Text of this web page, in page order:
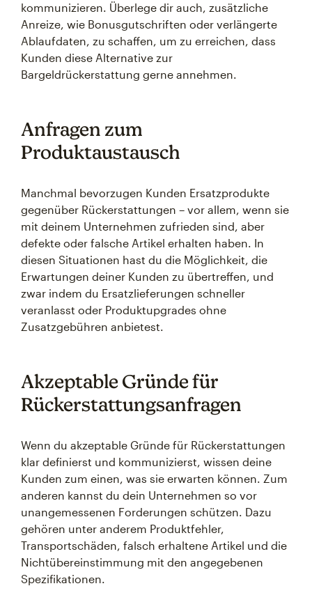
kommunizieren. Überlege dir auch, zusätzliche
Anreize, wie Bonusgutschriften oder verlängerte
Ablaufdaten, zu schaffen, um zu erreichen, dass
Kunden diese Alternative zur
Bargeldrückerstattung gerne annehmen.
Anfragen zum
Produktaustausch
Manchmal bevorzugen Kunden Ersatzprodukte
gegenüber Rückerstattungen – vor allem, wenn sie
mit deinem Unternehmen zufrieden sind, aber
defekte oder falsche Artikel erhalten haben. In
diesen Situationen hast du die Möglichkeit, die
Erwartungen deiner Kunden zu übertreffen, und
zwar indem du Ersatzlieferungen schneller
veranlasst oder Produktupgrades ohne
Zusatzgebühren anbietest.
Akzeptable Gründe für
Rückerstattungsanfragen
Wenn du akzeptable Gründe für Rückerstattungen
klar definierst und kommunizierst, wissen deine
Kunden zum einen, was sie erwarten können. Zum
anderen kannst du dein Unternehmen so vor
unangemessenen Forderungen schützen. Dazu
gehören unter anderem Produktfehler,
Transportschäden, falsch erhaltene Artikel und die
Nichtübereinstimmung mit den angegebenen
Spezifikationen.